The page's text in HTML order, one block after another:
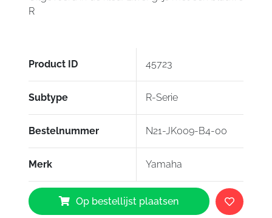
R
Product ID 45723
Subtype R-Serie
Bestelnummer N21-JK009-B4-00
Merk Yamaha
Yamaha
SleutelhangerOp bestellijst plaatsen